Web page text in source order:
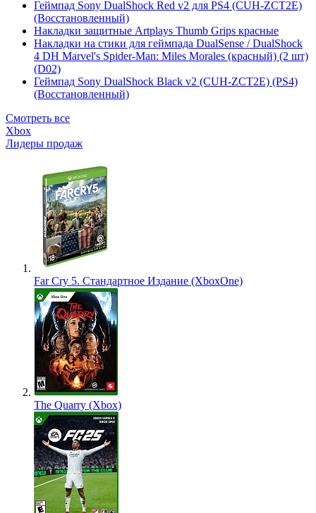
Геймпад Sony DualShock Red v2 для PS4 (CUH-ZCT2E)
(Восстановленный)
Накладки защитные Artplays Thumb Grips красные
Накладки на стики для геймпада DualSense / DualShock
4 DH Marvel's Spider-Man: Miles Morales (красный) (2 шт)
(D02)
Геймпад Sony DualShock Black v2 (CUH-ZCT2E) (PS4)
(Восстановленный)
Смотреть все
Xbox
Лидеры продаж
Far Cry 5. Стандартное Издание (XboxOne)
The Quarry (Xbox)